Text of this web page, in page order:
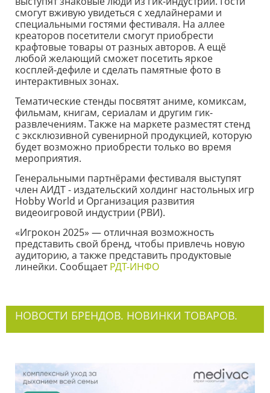
смогут вживую увидеться с хедлайнерами и
специальными гостями фестиваля. На аллее
креаторов посетители смогут приобрести
крафтовые товары от разных авторов. А ещё
любой желающий сможет посетить яркое
косплей-дефиле и сделать памятные фото в
интерактивных зонах.
Тематические стенды посвятят аниме, комиксам,
фильмам, книгам, сериалам и другим гик-
развлечениям. Также на маркете разместят стенд
с эксклюзивной сувенирной продукцией, которую
будет возможно приобрести только во время
мероприятия.
Генеральными партнёрами фестиваля выступят
член АИДТ - издательский холдинг настольных игр
Hobby World и Организация развития
видеоигровой индустрии (РВИ).
«Игрокон 2025» — отличная возможность
представить свой бренд, чтобы привлечь новую
аудиторию, а также представить продуктовые
линейки. СообщаетРДТ-ИНФО
НОВОСТИ БРЕНДОВ. НОВИНКИ ТОВАРОВ.